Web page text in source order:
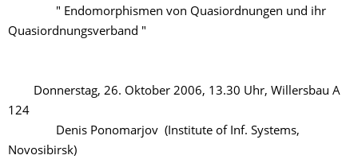
" Endomorphismen von Quasiordnungen und ihr
Quasiordnungsverband "
Donnerstag, 26. Oktober 2006, 13.30 Uhr, Willersbau A
124
Denis Ponomarjov (Institute of Inf. Systems,
Novosibirsk)